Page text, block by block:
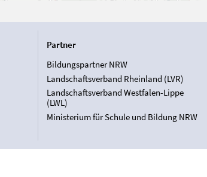
Partner
Bildungspartner NRW
Landschaftsverband Rheinland (LVR)
Landschaftsverband Westfalen-Lippe
(LWL)
Ministerium für Schule und Bildung NRW